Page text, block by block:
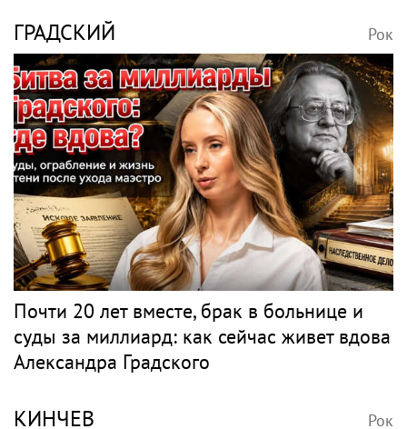
ГРАДСКИЙ Рок
Почти 20 лет вместе, брак в больнице и
суды за миллиард: как сейчас живет вдова
Александра Градского
КИНЧЕВ Рок